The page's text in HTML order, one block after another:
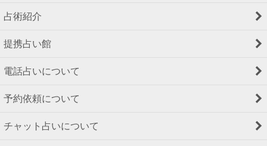
占術紹介
提携占い館
電話占いについて
予約依頼について
チャット占いについて